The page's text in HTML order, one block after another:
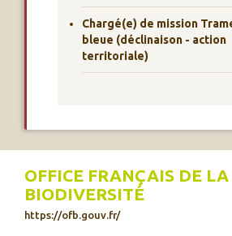
Chargé(e) de mission
bleue (déclinaison - action
territoriale)
OFFICE FRANÇAIS DE LA
BIODIVERSITÉ
https://ofb.gouv.fr/